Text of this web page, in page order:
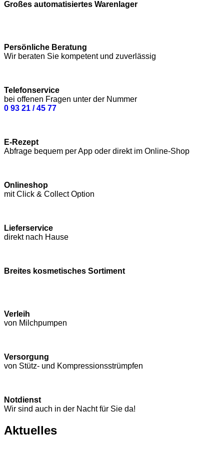
Großes automatisiertes Warenlager
Persönliche Beratung
Wir beraten Sie kompetent und zuverlässig
Telefonservice
bei offenen Fragen unter der Nummer
0 93 21 / 45 77
E-Rezept
Abfrage bequem per App oder direkt im Online-Shop
Onlineshop
mit Click & Collect Option
Lieferservice
direkt nach Hause
Breites kosmetisches Sortiment
Verleih
von Milchpumpen
Versorgung
von Stütz- und Kompressions­strümpfen
Notdienst
Wir sind auch in der Nacht für Sie da!
Aktuelles